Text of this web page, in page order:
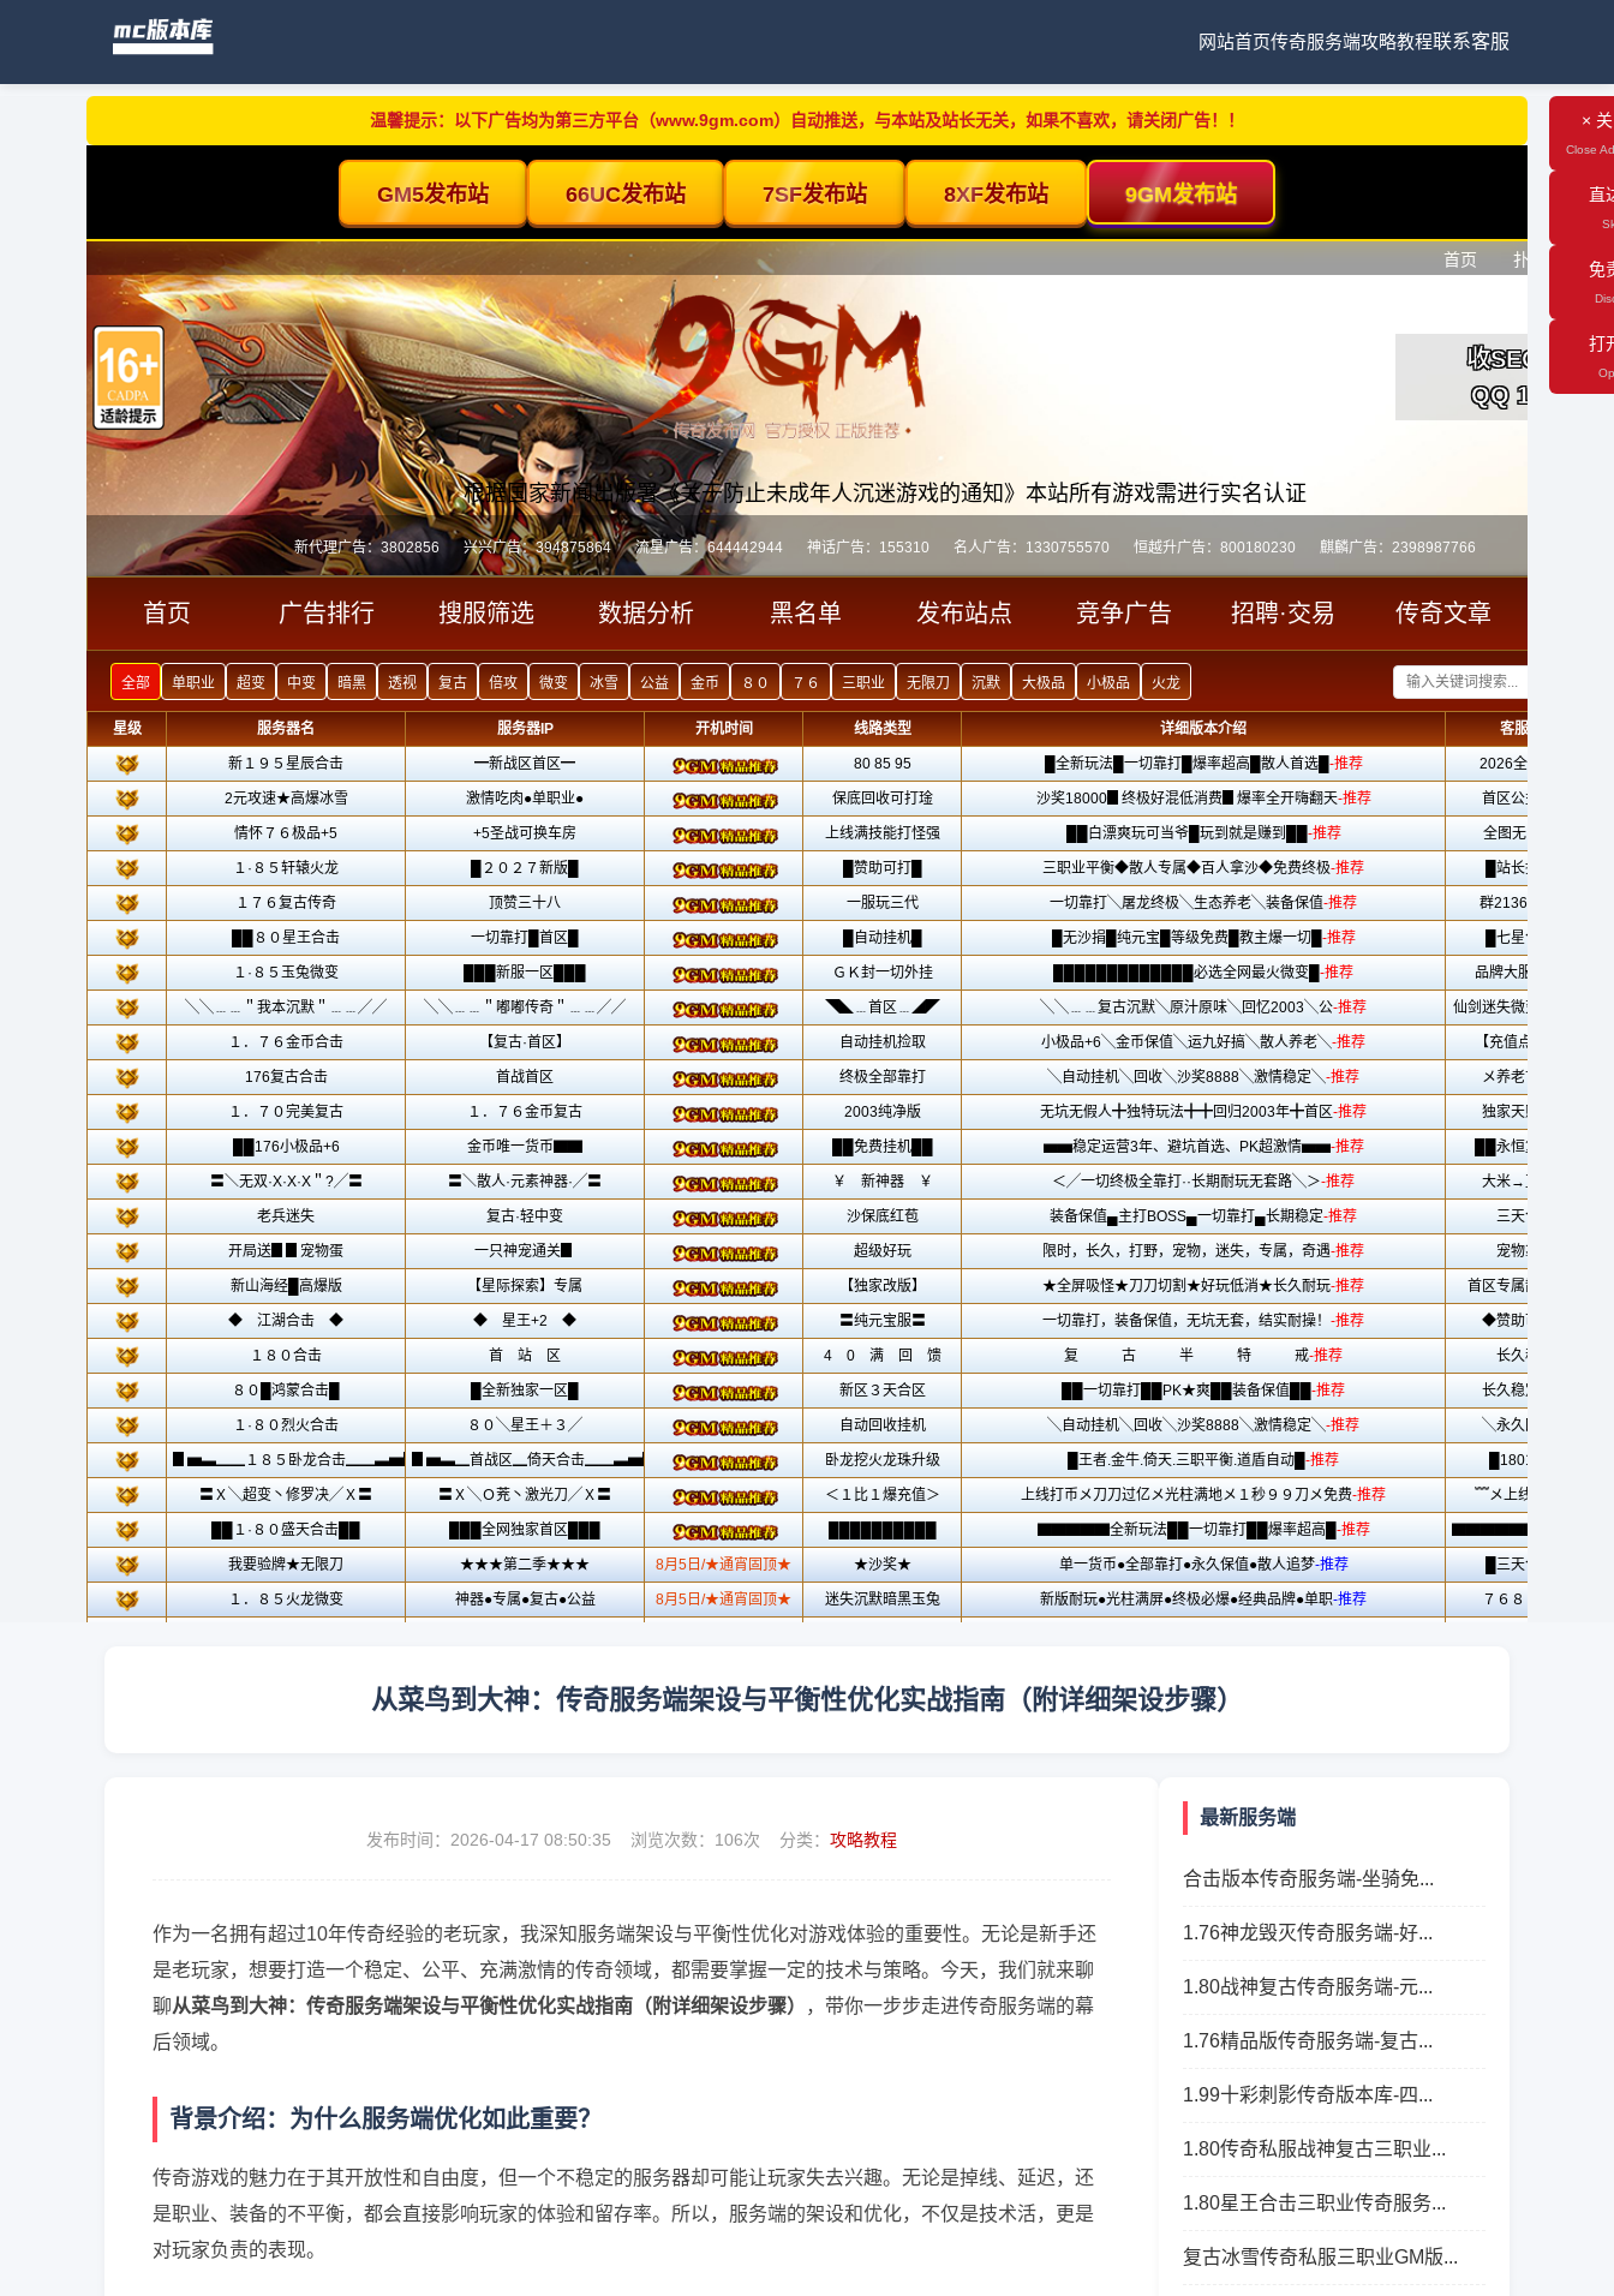
网站首页传奇服务端攻略教程联系客服
温馨提示：以下广告均为第三方平台（www.9gm.com）自动推送，与本站及站长无关，如果不喜欢，请关闭广告！！ ×
Close
直
免
打
从菜鸟到大神：传奇服务端架设与平衡性优化实战指南（附详细架设步骤）
发布时间：2026-04-17 08:50:35 浏览次数： 106次 分类： 攻略教程
作为一名拥有超过10年传奇经验的老玩家，我深知服务端架设与平衡性优化对游戏体验的重要性。无论是新手还
是老玩家，想要打造一个稳定、公平、充满激情的传奇领域，都需要掌握一定的技术与策略。今天，我们就来聊
聊从菜鸟到大神：传奇服务端架设与平衡性优化实战指南（附详细架设步骤）
，带你一步步走进传奇服务端的幕
后领域。
背景介绍：为什么服务端优化如此重要？
传奇游戏的魅力在于其开放性和自由度，但一个不稳定的服务器却可能让玩家失去兴趣。无论是掉线、延迟，还
是职业、装备的不平衡，都会直接影响玩家的体验和留存率。所以，服务端的架设和优化，不仅是技术活，更是
对玩家负责的表现。
最新服务端
合击版本传奇服务端-坐骑免...
1.76神龙毁灭传奇服务端-好...
1.80战神复古传奇服务端-元...
1.76精品版传奇服务端-复古...
1.99十彩刺影传奇版本库-四...
1.80传奇私服战神复古三职业...
1.80星王合击三职业传奇服务...
复古冰雪传奇私服三职业GM版...